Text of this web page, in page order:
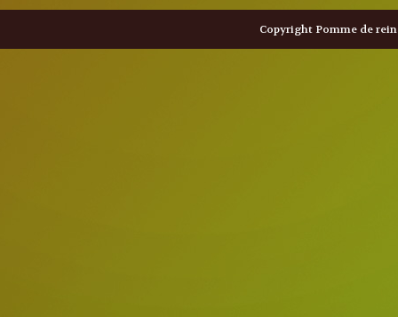
Copyright Pomme de